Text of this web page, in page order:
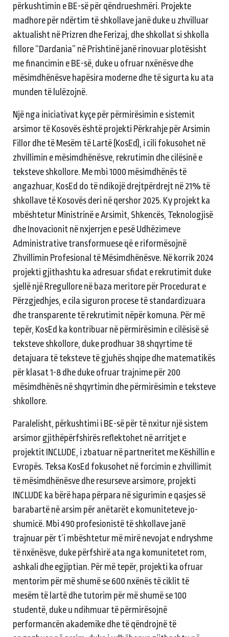
përkushtimin e BE-së për qëndrueshmëri. Projekte
madhore për ndërtim të shkollave janë duke u zhvilluar
aktualisht në Prizren dhe Ferizaj, dhe shkollat si shkolla
fillore “Dardania” në Prishtinë janë rinovuar plotësisht
me financimin e BE-së, duke u ofruar nxënësve dhe
mësimdhënësve hapësira moderne dhe të sigurta ku ata
munden të lulëzojnë.
Një nga iniciativat kyçe për përmirësimin e sistemit
arsimor të Kosovës është projekti Përkrahje për Arsimin
Fillor dhe të Mesëm të Lartë (KosEd), i cili fokusohet në
zhvillimin e mësimdhënësve, rekrutimin dhe cilësinë e
teksteve shkollore. Me mbi 1000 mësimdhënës të
angazhuar, KosEd do të ndikojë drejtpërdrejt në 21% të
shkollave të Kosovës deri në qershor 2025. Ky projekt ka
mbështetur Ministrinë e Arsimit, Shkencës, Teknologjisë
dhe Inovacionit në nxjerrjen e pesë Udhëzimeve
Administrative transformuese që e riformësojnë
Zhvillimin Profesional të Mësimdhënësve. Në korrik 2024
projekti gjithashtu ka adresuar sfidat e rekrutimit duke
sjellë një Rregullore në baza meritore për Procedurat e
Përzgjedhjes, e cila siguron procese të standardizuara
dhe transparente të rekrutimit nëpër komuna. Për më
tepër, KosEd ka kontribuar në përmirësimin e cilësisë së
teksteve shkollore, duke prodhuar 38 shqyrtime të
detajuara të teksteve të gjuhës shqipe dhe matematikës
për klasat 1-8 dhe duke ofruar trajnime për 200
mësimdhënës në shqyrtimin dhe përmirësimin e teksteve
shkollore.
Paralelisht, përkushtimi i BE-së për të nxitur një sistem
arsimor gjithëpërfshirës reflektohet në arritjet e
projektit INCLUDE, i zbatuar në partneritet me Këshillin e
Evropës. Teksa KosEd fokusohet në forcimin e zhvillimit
të mësimdhënësve dhe resurseve arsimore, projekti
INCLUDE ka bërë hapa përpara në sigurimin e qasjes së
barabartë në arsim për anëtarët e komuniteteve jo-
shumicë. Mbi 490 profesionistë të shkollave janë
trajnuar për t’i mbështetur më mirë nevojat e ndryshme
të nxënësve, duke përfshirë ata nga komunitetet rom,
ashkali dhe egjiptian. Për më tepër, projekti ka ofruar
mentorim për më shumë se 600 nxënës të ciklit të
mesëm të lartë dhe tutorim për më shumë se 100
studentë, duke u ndihmuar të përmirësojnë
performancën akademike dhe të qëndrojnë të